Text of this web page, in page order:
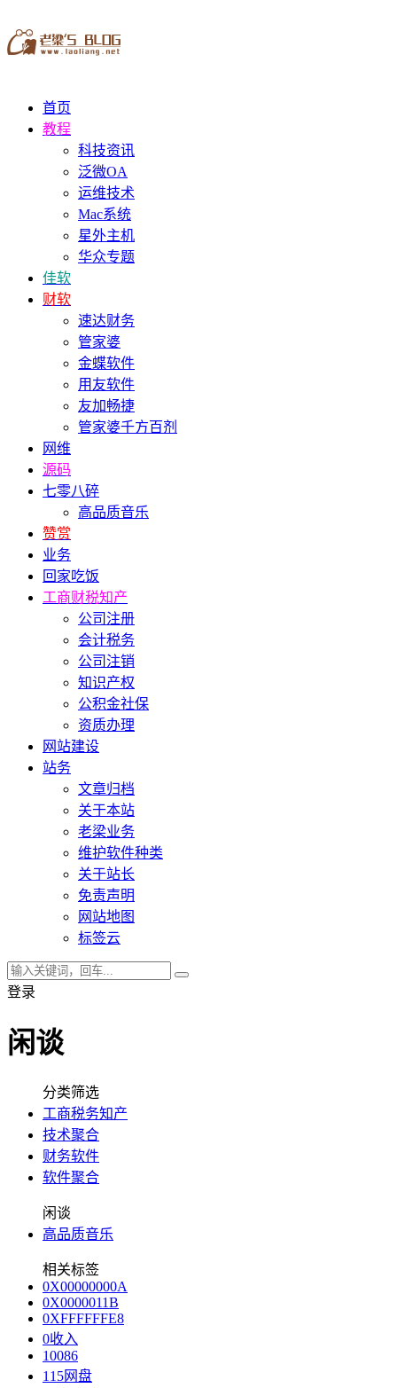
首页
教程
科技资讯
泛微OA
运维技术
Mac系统
星外主机
华众专题
佳软
财软
速达财务
管家婆
金蝶软件
用友软件
友加畅捷
管家婆千方百剂
网维
源码
七零八碎
高品质音乐
赞赏
业务
回家吃饭
工商财税知产
公司注册
会计税务
公司注销
知识产权
公积金社保
资质办理
网站建设
站务
文章归档
关于本站
老梁业务
维护软件种类
关于站长
免责声明
网站地图
标签云
登录
闲谈
分类筛选
工商税务知产
技术聚合
财务软件
软件聚合
闲谈
高品质音乐
相关标签
0X00000000A
0X0000011B
0XFFFFFFE8
0收入
10086
115网盘